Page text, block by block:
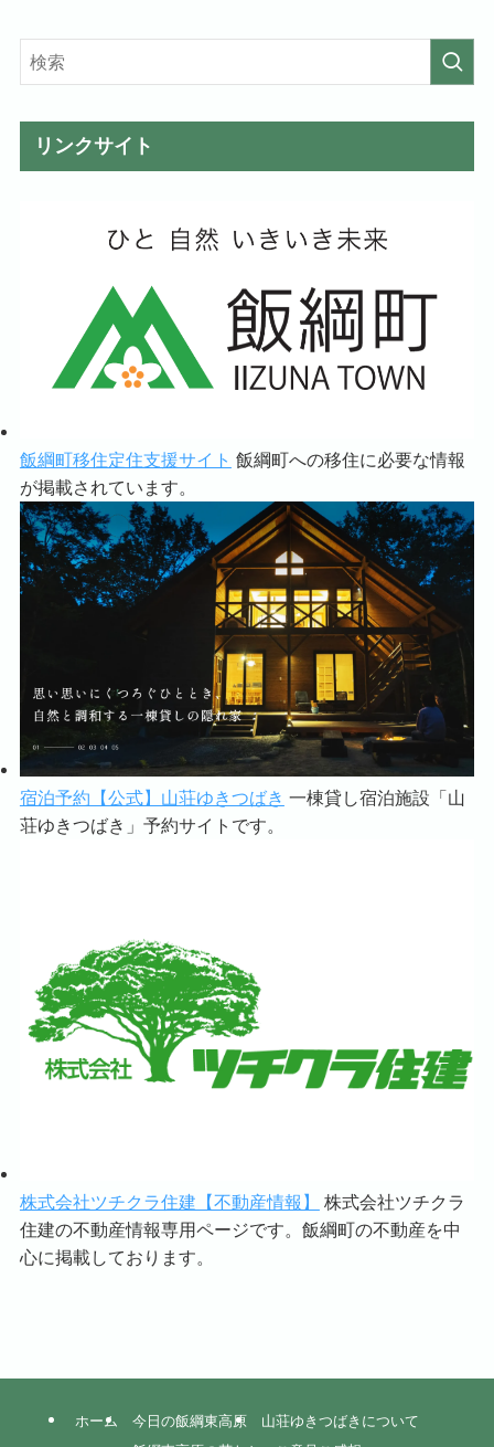
リンクサイト
飯綱町移住定住支援サイト 飯綱町への移住に必要な情報
が掲載されています。
宿泊予約【公式】山荘ゆきつばき 一棟貸し宿泊施設「山
荘ゆきつばき」予約サイトです。
株式会社ツチクラ住建【不動産情報】
株式会社ツチクラ
住建の不動産情報専用ページです。飯綱町の不動産を中
心に掲載しております。
ホーム 今日の飯綱東高原
山荘ゆきつばきについて